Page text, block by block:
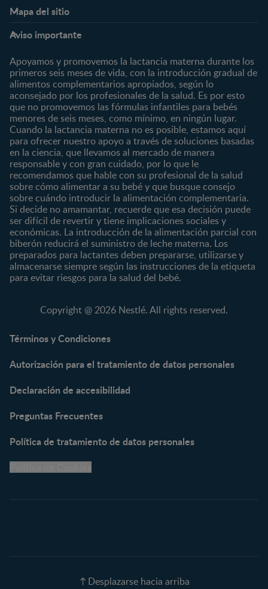
Expertos en Nutrición
Preguntas Frecuentes
¿Quiénes somos?
Marcas y productos
Nuestros Productos
Nuestras Marcas
Mapa del sitio
Preconcepción
Embarazo
Posparto
0 a 4 meses
4 a 6 meses
6 a 8 meses
8 a 12 meses
12 a 24 meses
Desde 2 años
Preescolar
Escolar
Nutrición
Salud
Maternidad
Paternidad
Vida en familia
Marcas
CERELAC®
GERBER®
KLIM®
NAN® 3
NAN® Optipro® 3
NAN® Supreme 3
NESTUM®
NESCARE®
Productos
Cereales Infantiles
Compotas y galletas
Fórmulas Infantiles
Herramientas
Aviso importante
Apoyamos y promovemos la lactancia materna durante los
primeros seis meses de vida, con la introducción gradual de
alimentos complementarios apropiados, según lo
aconsejado por los profesionales de la salud. Es por esto
que no promovemos las fórmulas infantiles para bebés
menores de seis meses, como mínimo, en ningún lugar.
Cuando la lactancia materna no es posible, estamos aquí
para ofrecer nuestro apoyo a través de soluciones basadas
en la ciencia, que llevamos al mercado de manera
responsable y con gran cuidado, por lo que le
recomendamos que hable con su profesional de la salud
sobre cómo alimentar a su bebé y que busque consejo
sobre cuándo introducir la alimentación complementaria.
Si decide no amamantar, recuerde que esa decisión puede
ser difícil de revertir y tiene implicaciones sociales y
económicas. La introducción de la alimentación parcial con
biberón reducirá el suministro de leche materna. Los
preparados para lactantes deben prepararse, utilizarse y
almacenarse siempre según las instrucciones de la etiqueta
para evitar riesgos para la salud del bebé.
Copyright @ 2026 Nestlé. All rights reserved.
Términos y Condiciones
Autorización para el tratamiento de datos personales
Declaración de accesibilidad
Preguntas Frecuentes
Política de tratamiento de datos personales
Desplazarse hacia arriba